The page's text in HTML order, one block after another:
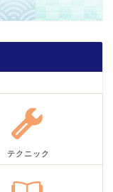
テクニック